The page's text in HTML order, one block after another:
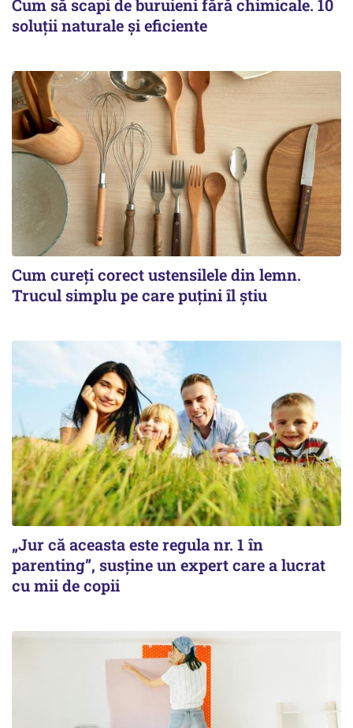
Cum să scapi de buruieni fără chimicale. 10
soluții naturale și eficiente
Cum cureți corect ustensilele din lemn.
Trucul simplu pe care puțini îl știu
„Jur că aceasta este regula nr. 1 în
parenting”, susține un expert care a lucrat
cu mii de copii